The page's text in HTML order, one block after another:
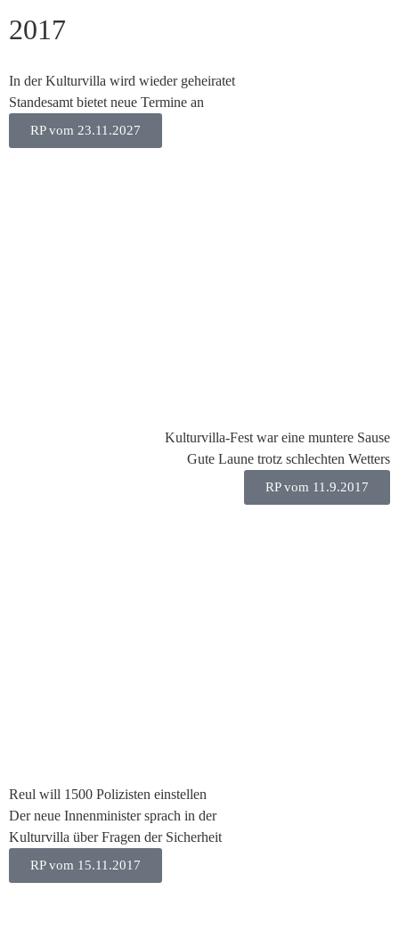
2017
In der Kulturvilla wird wieder geheiratet
Standesamt bietet neue Termine an
RP vom 23.11.2027
Kulturvilla-Fest war eine muntere Sause
Gute Laune trotz schlechten Wetters
RP vom 11.9.2017
Reul will 1500 Polizisten einstellen
Der neue Innenminister sprach in der
Kulturvilla über Fragen der Sicherheit
RP vom 15.11.2017